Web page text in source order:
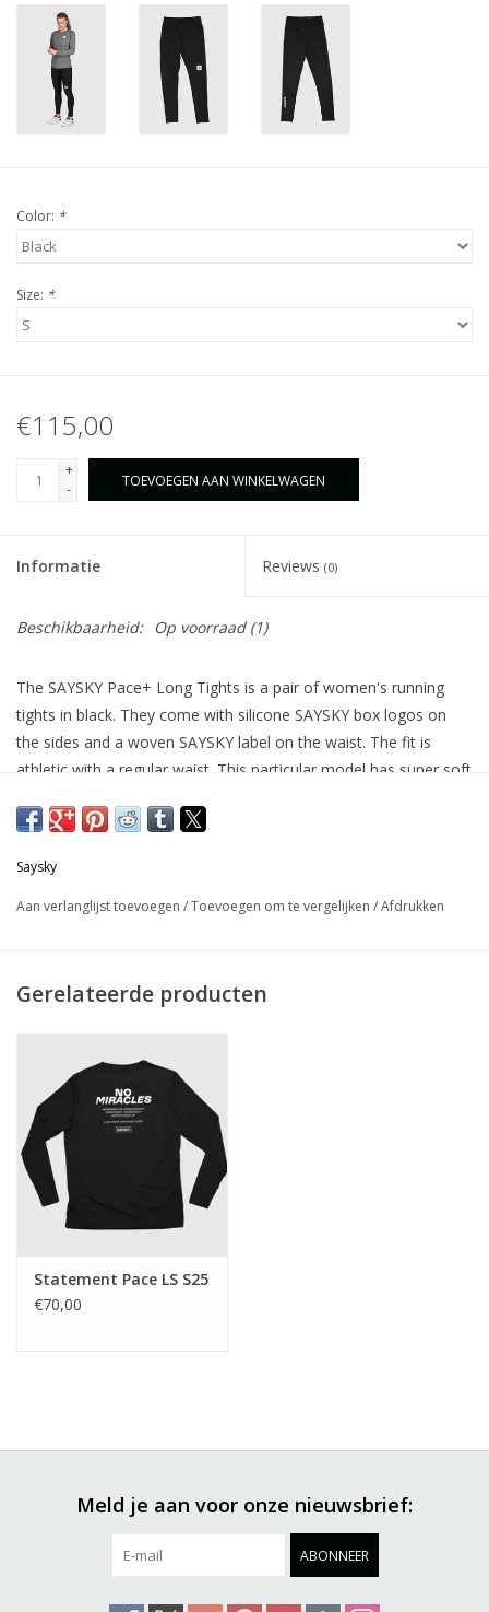
Color: *
Size: *
€115,00
+
-
TOEVOEGEN AAN WINKELWAGEN
Informatie Reviews (0)
Beschikbaarheid: Op voorraad(1)
The SAYSKY Pace+ Long Tights is a pair of women's running
tights in black. They come with silicone SAYSKY box logos on
the sides and a woven SAYSKY label on the waist. The fit is
athletic with a regular waist. This particular model has super soft
now come with pockets on the sides in this + version.
Saysky
Aan verlanglijst toevoegen /Toevoegen om te vergelijken /Afdrukken
Gerelateerde producten
Statement Pace LS S25
€70,00
Meld je aan voor onze nieuwsbrief:
ABONNEER